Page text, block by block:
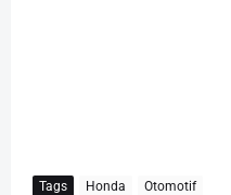
Tags Honda Otomotif